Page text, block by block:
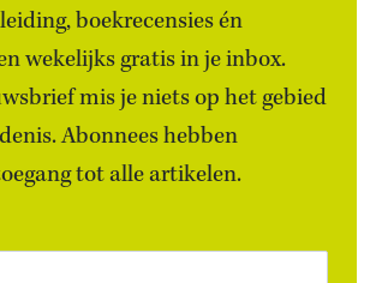
boekrecensies én
wekelijks gratis in je inbox.
mis je niets op het gebied
Abonnees hebben
tot alle artikelen.